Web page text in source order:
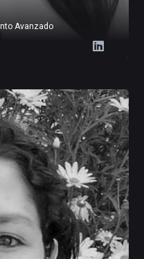
Avanzado